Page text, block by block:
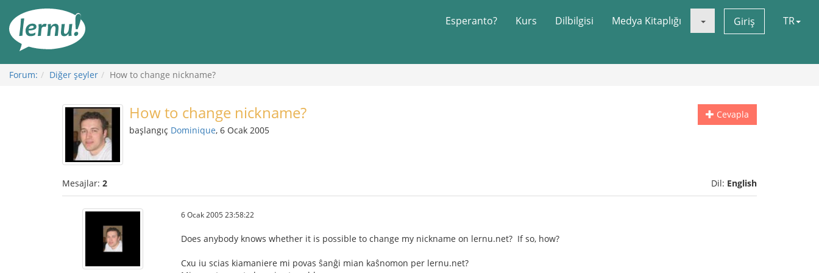
Görüntüleme
Esperanto? Kurs Dilbilgisi Medya Kitaplığı Giriş TR
Forum: Diğer şeyler How to change nickname?
Cevapla
How to change nickname?
başlangıç Dominique, 6 Ocak 2005
Mesajlar: 2 Dil: English
6 Ocak 2005 23:58:22
Does anybody knows whether it is possible to change my nickname on lernu.net? If so, how?
Cxu iu scias kiamaniere mi povas ŝanĝi mian kaŝnomon per lernu.net?